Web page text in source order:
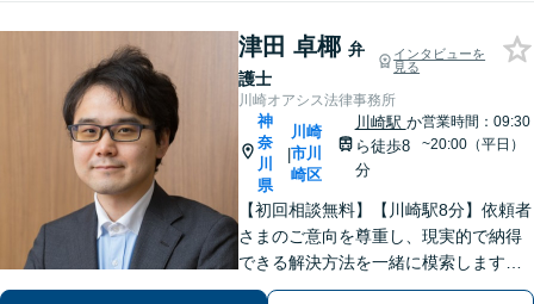
津田 卓椰 弁
護士
インタビューを
見る
川崎オアシス法律事務所
神
奈
川
県
|
川崎
市川
崎区
川崎駅 か
ら徒歩8
分
営業時間：09:30
~20:00（平日）
【初回相談無料】【川崎駅8分】依頼者
さまのご意向を尊重し、現実的で納得
できる解決方法を一緒に模索します
【離婚問題】調停・訴訟対応に豊富な